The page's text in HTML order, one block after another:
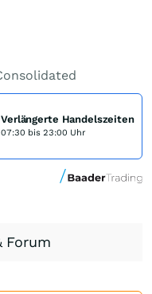
Verlängerte Handelszeiten
07:30 bis 23:00 Uhr
Forum